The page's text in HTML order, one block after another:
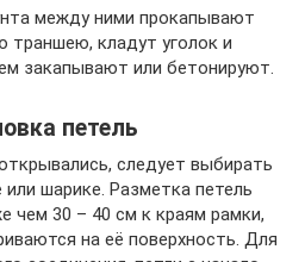
между ними прокапывают
траншею, кладут уголок и
закапывают или бетонируют.
петель
следует выбирать
шарике. Разметка петель
чем 30 – 40 см к краям рамки,
на её поверхность. Для